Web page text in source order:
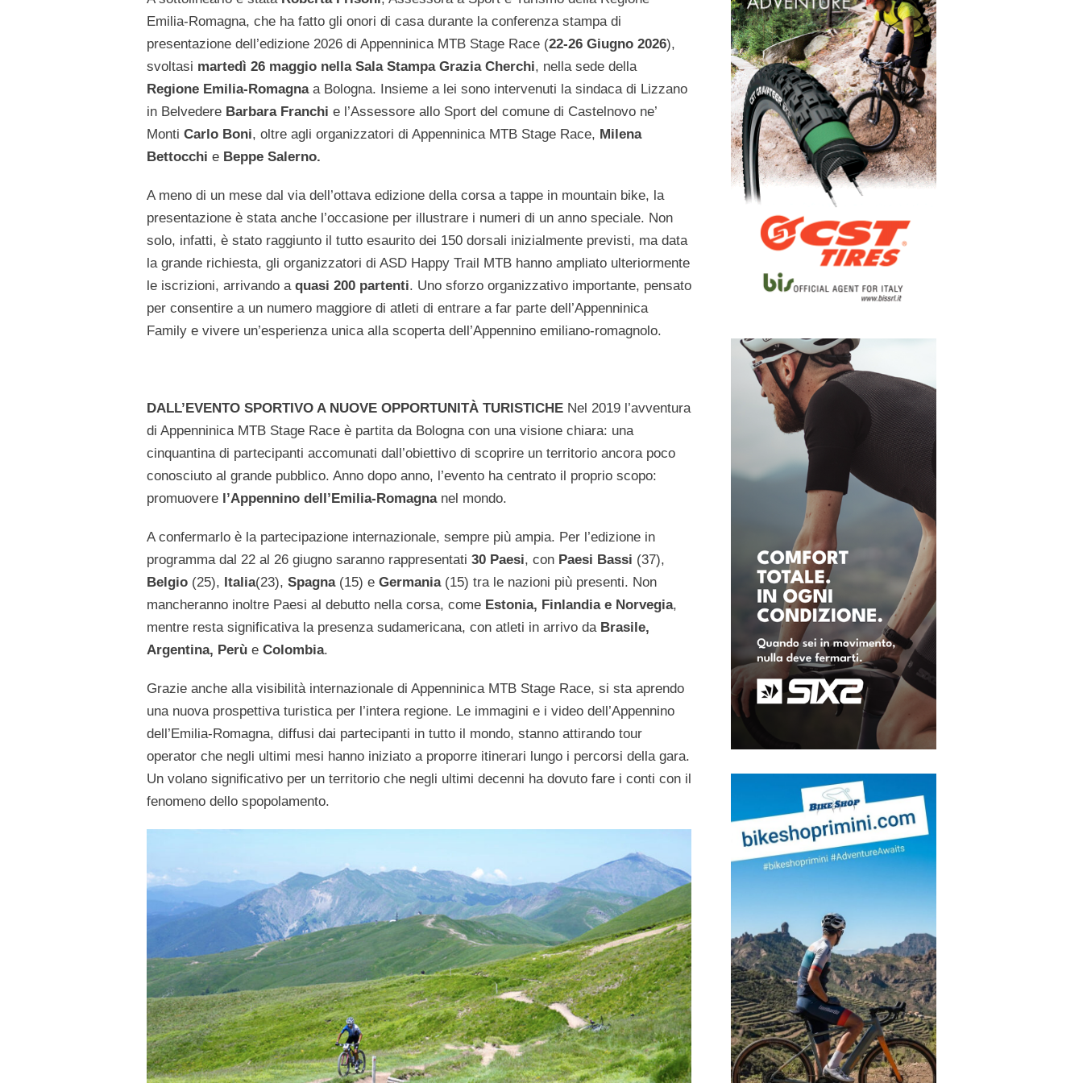
Emilia-Romagna, che ha fatto gli onori di casa durante la conferenza stampa di
presentazione dell’edizione 2026 di Appenninica MTB Stage Race (22-26 Giugno 2026),
svoltasi martedì 26 maggio nella Sala Stampa Grazia Cherchi, nella sede della
Regione Emilia-Romagnaa Bologna. Insieme a lei sono intervenuti la sindaca di Lizzano
in Belvedere Barbara Franchi e l’Assessore allo Sport del comune di Castelnovo ne’
Monti Carlo Boni, oltre agli organizzatori di Appenninica MTB Stage Race, Milena
Bettocchi e Beppe Salerno.
A meno di un mese dal via dell’ottava edizione della corsa a tappe in mountain bike, la
presentazione è stata anche l’occasione per illustrare i numeri di un anno speciale. Non
solo, infatti, è stato raggiunto il tutto esaurito dei 150 dorsali inizialmente previsti, ma data
la grande richiesta, gli organizzatori di ASD Happy Trail MTB hanno ampliato ulteriormente
le iscrizioni, arrivando a quasi 200 partenti. Uno sforzo organizzativo importante, pensato
per consentire a un numero maggiore di atleti di entrare a far parte dell’Appenninica
Family e vivere un’esperienza unica alla scoperta dell’Appennino emiliano-romagnolo.
DALL’EVENTO SPORTIVO A NUOVE OPPORTUNITÀ TURISTICHE Nel 2019 l’avventura
di Appenninica MTB Stage Race è partita da Bologna con una visione chiara: una
cinquantina di partecipanti accomunati dall’obiettivo di scoprire un territorio ancora poco
conosciuto al grande pubblico. Anno dopo anno, l’evento ha centrato il proprio scopo:
promuovere l’Appennino dell’Emilia-Romagnanel mondo.
A confermarlo è la partecipazione internazionale, sempre più ampia. Per l’edizione in
programma dal 22 al 26 giugno saranno rappresentati 30 Paesi, con Paesi Bassi (37),
Belgio (25), Italia(23), Spagna(15) e Germania(15) tra le nazioni più presenti. Non
mancheranno inoltre Paesi al debutto nella corsa, come Estonia, Finlandia e Norvegia,
mentre resta significativa la presenza sudamericana, con atleti in arrivo daBrasile,
Argentina, Perù e Colombia.
Grazie anche alla visibilità internazionale di Appenninica MTB Stage Race, si sta aprendo
una nuova prospettiva turistica per l’intera regione. Le immagini e i video dell’Appennino
dell’Emilia-Romagna, diffusi dai partecipanti in tutto il mondo, stanno attirando tour
operator che negli ultimi mesi hanno iniziato a proporre itinerari lungo i percorsi della gara.
Un volano significativo per un territorio che negli ultimi decenni ha dovuto fare i conti con il
fenomeno dello spopolamento.